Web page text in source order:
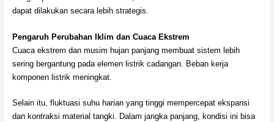
dapat dilakukan secara lebih strategis.
Pengaruh Perubahan Iklim dan Cuaca Ekstrem
Cuaca ekstrem dan musim hujan panjang membuat sistem lebih
sering bergantung pada elemen listrik cadangan. Beban kerja
komponen listrik meningkat.
Selain itu, fluktuasi suhu harian yang tinggi mempercepat ekspansi
dan kontraksi material tangki. Dalam jangka panjang, kondisi ini bisa